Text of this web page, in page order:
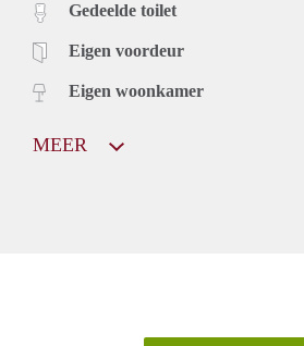
Gedeelde toilet
Eigen voordeur
Eigen woonkamer
MEER